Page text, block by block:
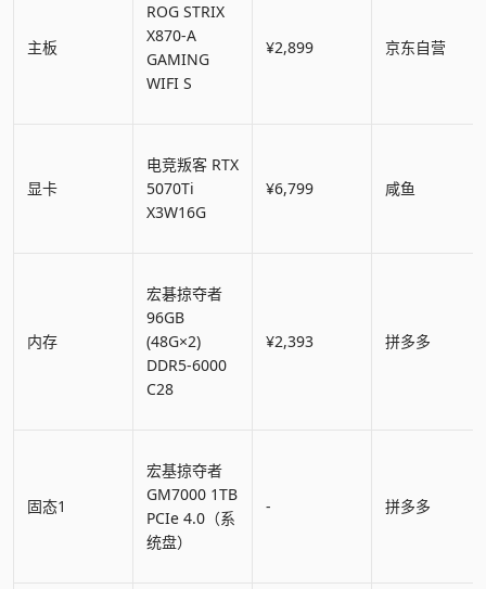
主板
ROG STRIX
X870-A
GAMING
WIFI S
¥2,899 京东自营
显卡
电竞叛客 RTX
5070Ti
X3W16G
¥6,799 咸鱼
内存
宏碁掠夺者
96GB
(48G×2)
DDR5-6000
C28
¥2,393 拼多多
固态1
宏基掠夺者
GM7000 1TB
PCIe 4.0（系
统盘）
- 拼多多